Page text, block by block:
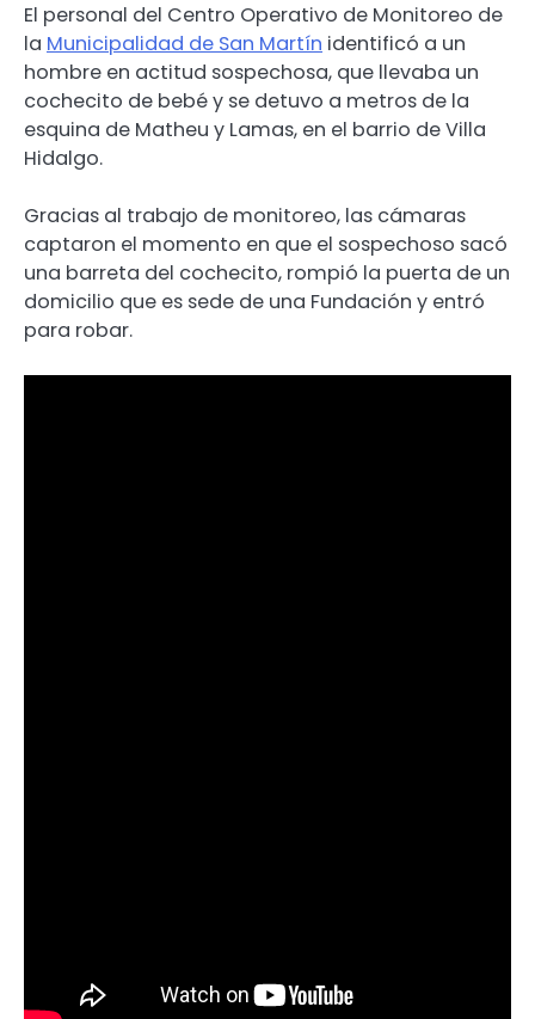
El personal del Centro Operativo de Monitoreo de
la Municipalidad de San Martín identificó a un
hombre en actitud sospechosa, que llevaba un
cochecito de bebé y se detuvo a metros de la
esquina de Matheu y Lamas, en el barrio de Villa
Hidalgo.
Gracias al trabajo de monitoreo, las cámaras
captaron el momento en que el sospechoso sacó
una barreta del cochecito, rompió la puerta de un
domicilio que es sede de una Fundación y entró
para robar.